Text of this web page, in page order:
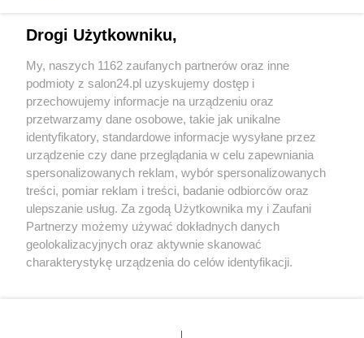
Sport
Społeczeństwo
Kultura
X Facebook Instagram Youtube
Drogi Użytkowniku,
My, naszych 1162 zaufanych partnerów oraz inne
podmioty z salon24.pl uzyskujemy dostęp i
przechowujemy informacje na urządzeniu oraz
przetwarzamy dane osobowe, takie jak unikalne
identyfikatory, standardowe informacje wysyłane przez
urządzenie czy dane przeglądania w celu zapewniania
spersonalizowanych reklam, wybór spersonalizowanych
treści, pomiar reklam i treści, badanie odbiorców oraz
ulepszanie usług. Za zgodą Użytkownika my i Zaufani
Partnerzy możemy używać dokładnych danych
geolokalizacyjnych oraz aktywnie skanować
charakterystykę urządzenia do celów identyfikacji.
zmienić/wycofać klikając przycisk ustawień prywatności